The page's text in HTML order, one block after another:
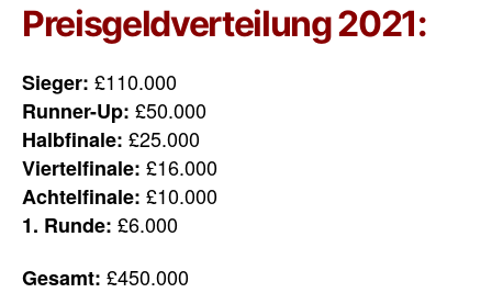
Preisgeldverteilung 2021:
Sieger: £110.000
Runner-Up: £50.000
Halbfinale: £25.000
Viertelfinale: £16.000
Achtelfinale: £10.000
1. Runde: £6.000
Gesamt: £450.000